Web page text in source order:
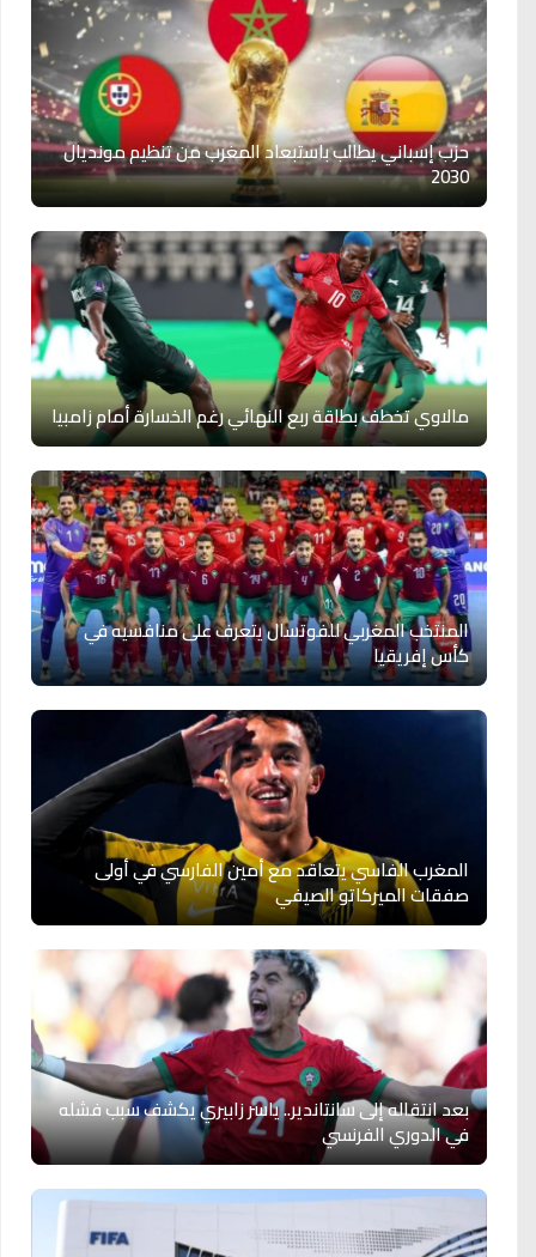
حزب إسباني يطالب باستبعاد المغرب من تنظيم مونديال
2030
مالاوي تخطف بطاقة ربع النهائي رغم الخسارة أمام زامبيا
المنتخب المغربي للفوتسال يتعرف على منافسيه في
كأس إفريقيا
المغرب الفاسي يتعاقد مع أمين الفارسي في أولى
صفقات الميركاتو الصيفي
بعد انتقاله إلى سانتاندير.. ياسر زابيري يكشف سبب فشله
في الدوري الفرنسي